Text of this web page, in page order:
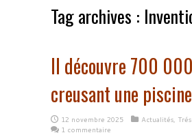
Tag archives :
Il découvre 700
creusant une
12 novembre 2025 Actualités,
1 commentaire